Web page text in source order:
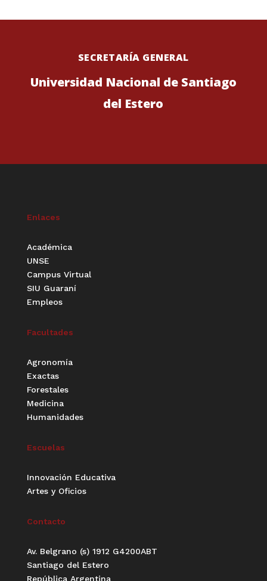
SECRETARÍA GENERAL
Universidad Nacional de Santiago
del Estero
Enlaces
Académica
UNSE
Campus Virtual
SIU Guaraní
Empleos
Facultades
Agronomía
Exactas
Forestales
Medicina
Humanidades
Escuelas
Innovación Educativa
Artes y Oficios
Contacto
Av. Belgrano (s) 1912 G4200ABT
Santiago del Estero
República Argentina